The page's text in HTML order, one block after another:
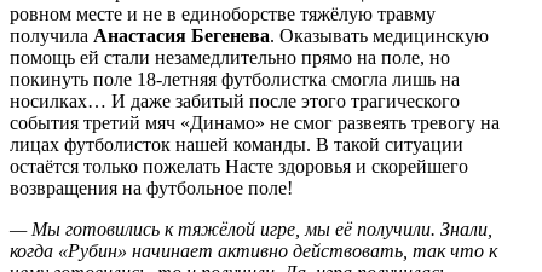
ровном месте и не в единоборстве тяжёлую травму
получила Анастасия Бегенева. Оказывать медицинскую
помощь ей стали незамедлительно прямо на поле, но
покинуть поле 18-летняя футболистка смогла лишь на
носилках… И даже забитый после этого трагического
события третий мяч «Динамо» не смог развеять тревогу на
лицах футболисток нашей команды. В такой ситуации
остаётся только пожелать Насте здоровья и скорейшего
возвращения на футбольное поле!
— Мы готовились к тяжёлой игре, мы её получили. Знали,
когда «Рубин» начинает активно действовать, так что к